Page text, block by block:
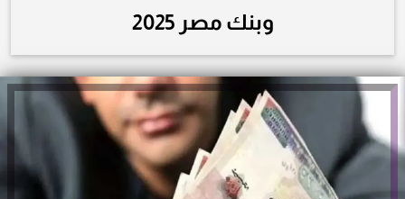
وبنك مصر 2025